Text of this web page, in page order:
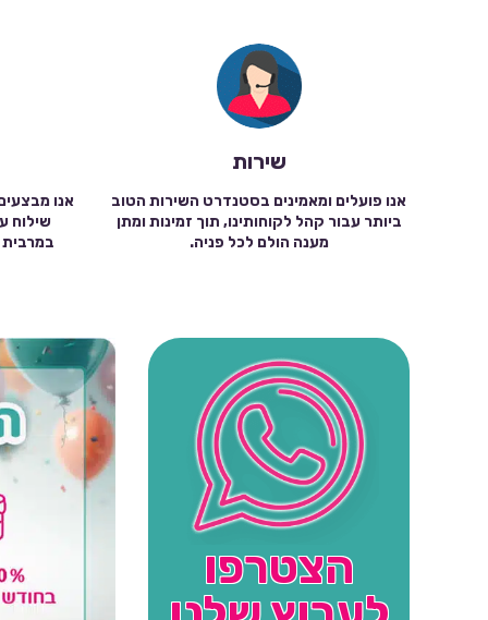
שירות
אנו פועלים ומאמינים בסטנדרט השירות הטוב
ביותר עבור קהל לקוחותינו, תוך זמינות ומתן
מענה הולם לכל פניה.
אנו
הצטרפו